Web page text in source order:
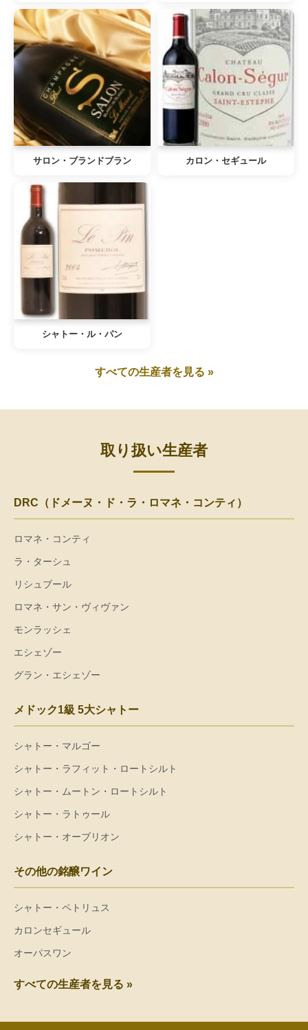
サロン・ブランドブラン カロン・セギュール
シャトー・ル・パン
すべての生産者を見る »
取り扱い生産者
DRC（ドメーヌ・ド・ラ・ロマネ・コンティ）
ロマネ・コンティ
ラ・ターシュ
リシュブール
ロマネ・サン・ヴィヴァン
モンラッシェ
エシェゾー
グラン・エシェゾー
メドック1級 5大シャトー
シャトー・マルゴー
シャトー・ラフィット・ロートシルト
シャトー・ムートン・ロートシルト
シャトー・ラトゥール
シャトー・オーブリオン
その他の銘醸ワイン
シャトー・ペトリュス
カロンセギュール
オーパスワン
すべての生産者を見る »